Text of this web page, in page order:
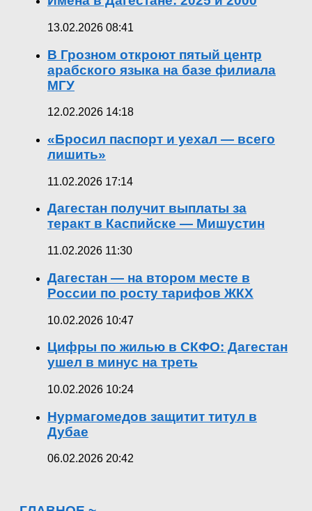
13.02.2026 08:41
В Грозном откроют пятый центр
арабского языка на базе филиала
МГУ
12.02.2026 14:18
«Бросил паспорт и уехал — всего
лишить»
11.02.2026 17:14
Дагестан получит выплаты за
теракт в Каспийске — Мишустин
11.02.2026 11:30
Дагестан — на втором месте в
России по росту тарифов ЖКХ
10.02.2026 10:47
Цифры по жилью в СКФО: Дагестан
ушел в минус на треть
10.02.2026 10:24
Нурмагомедов защитит титул в
Дубае
06.02.2026 20:42